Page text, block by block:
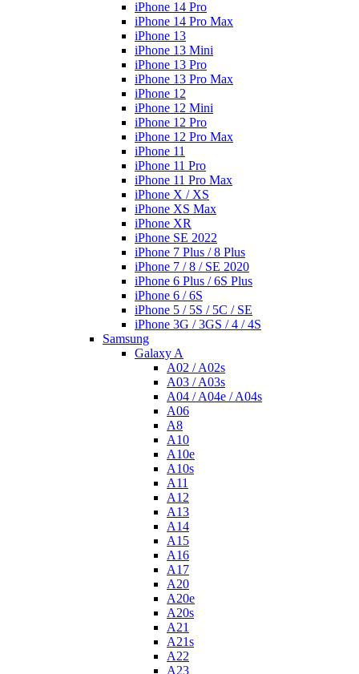
iPhone 14 Pro
iPhone 14 Pro Max
iPhone 13
iPhone 13 Mini
iPhone 13 Pro
iPhone 13 Pro Max
iPhone 12
iPhone 12 Mini
iPhone 12 Pro
iPhone 12 Pro Max
iPhone 11
iPhone 11 Pro
iPhone 11 Pro Max
iPhone X / XS
iPhone XS Max
iPhone XR
iPhone SE 2022
iPhone 7 Plus / 8 Plus
iPhone 7 / 8 / SE 2020
iPhone 6 Plus / 6S Plus
iPhone 6 / 6S
iPhone 5 / 5S / 5C / SE
iPhone 3G / 3GS / 4 / 4S
Samsung
Galaxy A
A02 / A02s
A03 / A03s
A04 / A04e / A04s
A06
A8
A10
A10e
A10s
A11
A12
A13
A14
A15
A16
A17
A20
A20e
A20s
A21
A21s
A22
A23